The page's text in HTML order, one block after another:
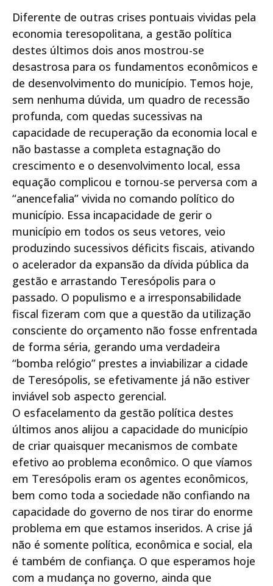
Diferente de outras crises pontuais vividas pela
economia teresopolitana, a gestão política
destes últimos dois anos mostrou-se
desastrosa para os fundamentos econômicos e
de desenvolvimento do município. Temos hoje,
sem nenhuma dúvida, um quadro de recessão
profunda, com quedas sucessivas na
capacidade de recuperação da economia local e
não bastasse a completa estagnação do
crescimento e o desenvolvimento local, essa
equação complicou e tornou-se perversa com a
“anencefalia” vivida no comando político do
município. Essa incapacidade de gerir o
município em todos os seus vetores, veio
produzindo sucessivos déficits fiscais, ativando
o acelerador da expansão da dívida pública da
gestão e arrastando Teresópolis para o
passado. O populismo e a irresponsabilidade
fiscal fizeram com que a questão da utilização
consciente do orçamento não fosse enfrentada
de forma séria, gerando uma verdadeira
“bomba relógio” prestes a inviabilizar a cidade
de Teresópolis, se efetivamente já não estiver
inviável sob aspecto gerencial.
O esfacelamento da gestão política destes
últimos anos alijou a capacidade do município
de criar quaisquer mecanismos de combate
efetivo ao problema econômico. O que víamos
em Teresópolis eram os agentes econômicos,
bem como toda a sociedade não confiando na
capacidade do governo de nos tirar do enorme
problema em que estamos inseridos. A crise já
não é somente política, econômica e social, ela
é também de confiança. O que esperamos hoje
com a mudança no governo, ainda que